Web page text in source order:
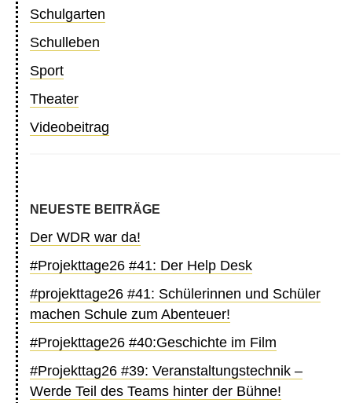
Schulgarten
Schulleben
Sport
Theater
Videobeitrag
NEUESTE BEITRÄGE
Der WDR war da!
#Projekttage26 #41: Der Help Desk
#projekttage26 #41: Schülerinnen und Schüler
machen Schule zum Abenteuer!
#Projekttage26 #40:Geschichte im Film
#Projekttag26 #39: Veranstaltungstechnik –
Werde Teil des Teams hinter der Bühne!